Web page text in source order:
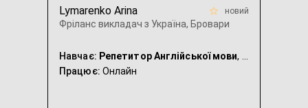
Lymarenko Arina
Фріланс викладач з Україна, Бровари
новий
Навчає: Репетитор Англійської мови, Репетитор Української мови
Працює: Онлайн